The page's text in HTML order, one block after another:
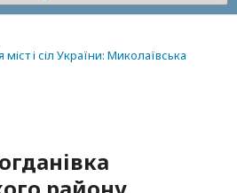
і сіл України: Миколаївська